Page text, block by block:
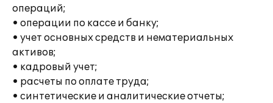
операций;
• операции по кассе и банку;
• учет основных средств и нематериальных
активов;
• кадровый учет;
• расчеты по оплате труда;
• синтетические и аналитические отчеты;